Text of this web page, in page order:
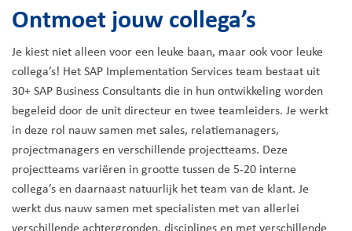
Ontmoet jouw collega’s
Je kiest niet alleen voor een leuke baan, maar ook voor leuke
collega’s! Het SAP Implementation Services team bestaat uit
30+ SAP Business Consultants die in hun ontwikkeling worden
begeleid door de unit directeur en twee teamleiders. Je werkt
in deze rol nauw samen met sales, relatiemanagers,
projectmanagers en verschillende projectteams. Deze
projectteams variëren in grootte tussen de 5-20 interne
collega’s en daarnaast natuurlijk het team van de klant. Je
werkt dus nauw samen met specialisten met van allerlei